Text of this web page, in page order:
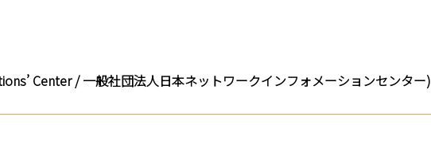
Center / 一般社団法人日本ネットワークインフォメーションセンター)